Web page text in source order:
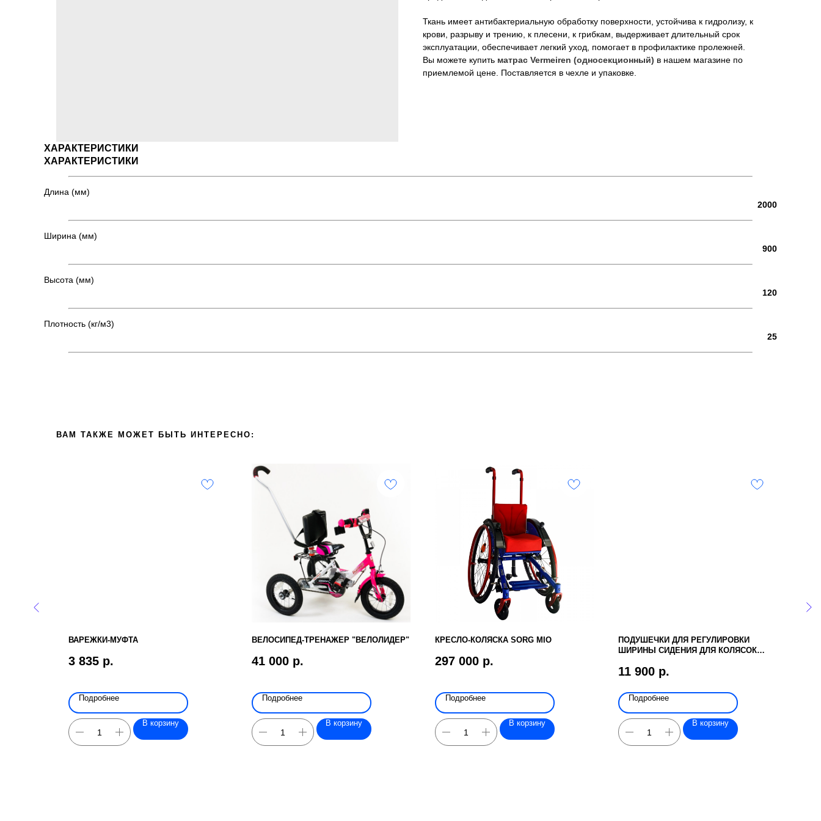
Ткань имеет антибактериальную обработку поверхности, устойчива к гидролизу, к
крови, разрыву и трению, к плесени, к грибкам, выдерживает длительный срок
эксплуатации, обеспечивает легкий уход, помогает в профилактике пролежней.
Вы можете купить матрас Vermeiren (односекционный) в нашем магазине по
приемлемой цене. Поставляется в чехле и упаковке.
ХАРАКТЕРИСТИКИ
ХАРАКТЕРИСТИКИ
Длина (мм)
2000
Ширина (мм)
900
Высота (мм)
120
Плотность (кг/м3)
25
ВАМ ТАКЖЕ МОЖЕТ БЫТЬ ИНТЕРЕСНО:
ВАРЕЖКИ-МУФТА
3 835 р.
Подробнее
В корзину
ВЕЛОСИПЕД-ТРЕНАЖЕР "ВЕЛОЛИДЕР"
41 000 р.
Подробнее
В корзину
КРЕСЛО-КОЛЯСКА SORG MIO
297 000 р.
Подробнее
В корзину
ПОДУШЕЧКИ ДЛЯ РЕГУЛИРОВКИ
ШИРИНЫ СИДЕНИЯ ДЛЯ КОЛЯСОК
11 900 р.
Подробнее
В корзину